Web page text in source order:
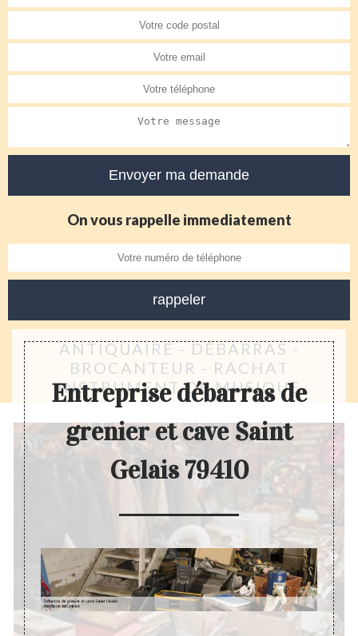
On vous rappelle immediatement
ANTIQUAIRE - DÉBARRAS -
BROCANTEUR - RACHAT
INSTRUMENT DE MUSIQUE
Entreprise débarras de
grenier et cave Saint
Gelais 79410